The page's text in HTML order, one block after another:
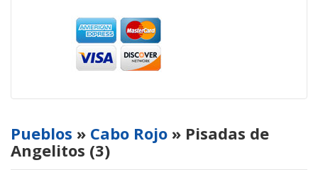
Pueblos » Cabo Rojo » Pisadas de
Angelitos (3)